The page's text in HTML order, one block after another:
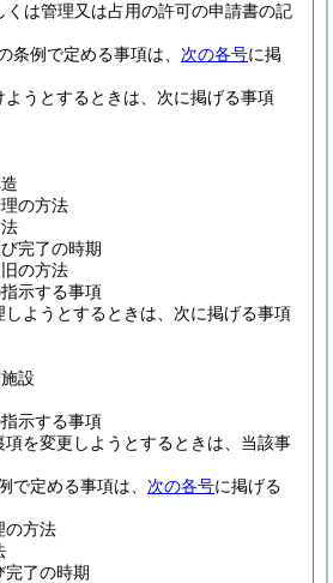
くは管理又は占用の許可の申請書の記
条例で定める事項は、 次の各号に掲
ようとするときは、次に掲げる事項
の方法
完了の時期
の方法
示する事項
しようとするときは、次に掲げる事項
設
示する事項
項を変更しようとするときは、当該事
で定める事項は、 次の各号に掲げる
の方法
完了の時期